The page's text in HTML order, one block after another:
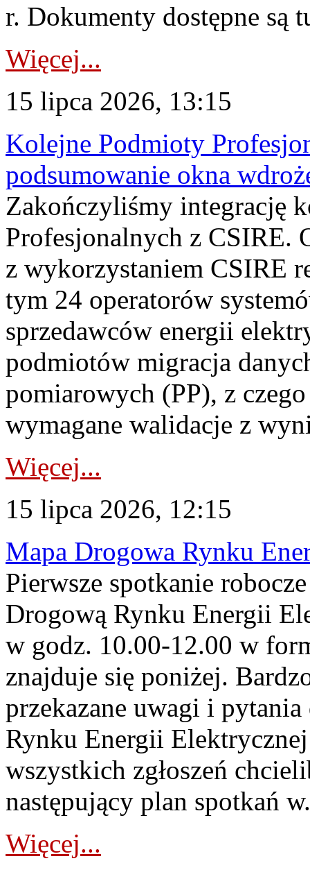
r. Dokumenty dostępne są
Więcej...
15 lipca 2026, 13:15
Kolejne Podmioty
podsumowanie okna
Zakończyliśmy integrację
Profesjonalnych z CSIRE.
z wykorzystaniem CSIRE
tym 24 operatorów
sprzedawców energii
podmiotów migracja
pomiarowych (PP), z
wymagane walidacje z
Więcej...
15 lipca 2026, 12:15
Mapa Drogowa Rynku
Pierwsze spotkanie
Drogową Rynku Energii
w godz. 10.00-12.00 w
znajduje się poniżej.
przekazane uwagi i
Rynku Energii
wszystkich zgłoszeń
następujący plan spotkań
Więcej...